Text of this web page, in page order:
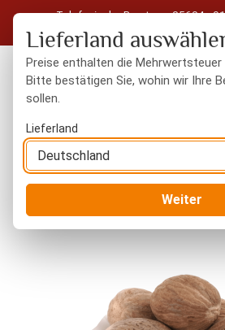
Zum Hauptinhalt springen
Telefonische Beratung: 05604 -
Kostenloser Versand in Deutschland ab 50 €
Lieferland
Preise enthalten die
Bitte bestätigen Sie, wohin wir Ihre
sollen.
Lieferland
Weiter